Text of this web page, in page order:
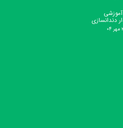
آموزشی
دندانسازی